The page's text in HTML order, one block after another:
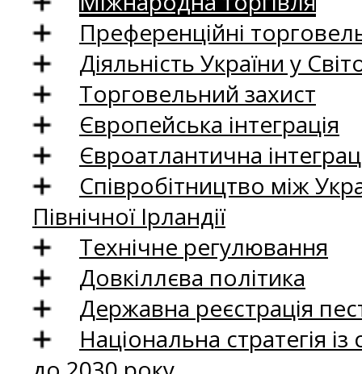
Преференційні
Діяльність України у
Торговельний захист
Європейська інтеграція
Євроатлантична
Співробітництво між
Північної Ірландії
Технічне регулювання
Довкіллєва політика
Державна реєстрація
Національна стратегія